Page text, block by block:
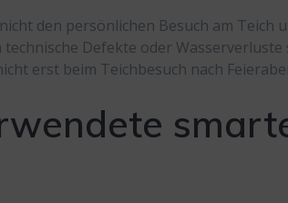
den persönlichen Besuch am Teich
Defekte oder
erst beim Teichbesuch nach